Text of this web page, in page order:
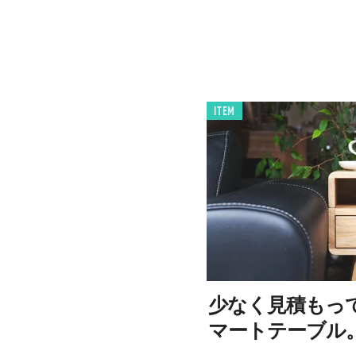
ITEM
少なく見積もっ
マートテーブル